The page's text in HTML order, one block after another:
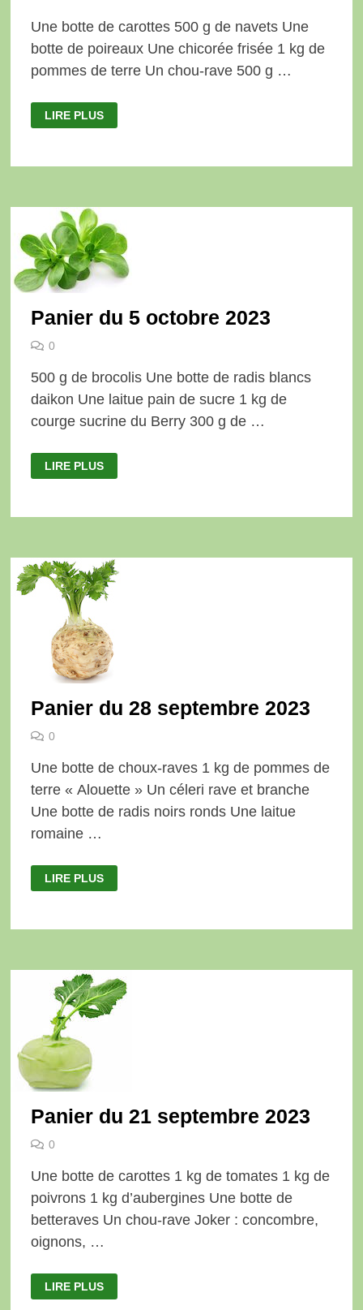
Une botte de carottes 500 g de navets Une
botte de poireaux Une chicorée frisée 1 kg de
pommes de terre Un chou-rave 500 g …
PANIER
DU
12
LIRE PLUS
Panier du 5 octobre 2023
0
500 g de brocolis Une botte de radis blancs
daikon Une laitue pain de sucre 1 kg de
courge sucrine du Berry 300 g de …
PANIER
DU
5
LIRE PLUS
Panier du 28 septembre 2023
0
Une botte de choux-raves 1 kg de pommes de
terre « Alouette » Un céleri rave et branche
Une botte de radis noirs ronds Une laitue
romaine …
PANIER
DU
28
LIRE PLUS
Panier du 21 septembre 2023
0
Une botte de carottes 1 kg de tomates 1 kg de
poivrons 1 kg d’aubergines Une botte de
betteraves Un chou-rave Joker : concombre,
oignons, …
PANIER
DU
21
LIRE PLUS